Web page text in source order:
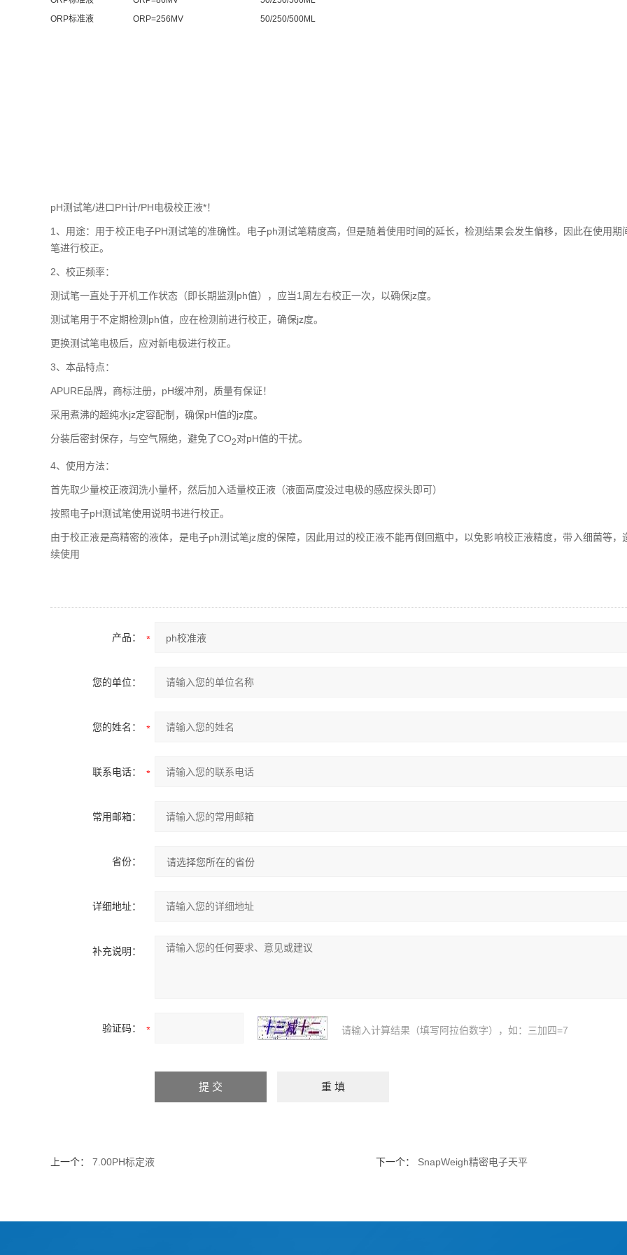
ORP标准液
ORP=256MV 50/250/500ML
pH测试笔/进口PH计/PH电极校正液*！
1、用途：用于校正电子PH测试笔的准确性。电子ph测试笔精度高，但是随着使用时间的延长，检测结果会发生偏移，因此在使用期
笔进行校正。
2、校正频率：
测试笔一直处于开机工作状态（即长期监测ph值），应当1周左右校正一次，以确保jz度。
测试笔用于不定期检测ph值，应在检测前进行校正，确保jz度。
更换测试笔电极后，应对新电极进行校正。
3、本品特点：
APURE品牌，商标注册，pH缓冲剂，质量有保证！
采用煮沸的超纯水jz定容配制，确保pH值的jz度。
分装后密封保存，与空气隔绝，避免了CO2对pH值的干扰。
4、使用方法：
首先取少量校正液润洗小量杯，然后加入适量校正液（液面高度没过电极的感应探头即可）
按照电子pH测试笔使用说明书进行校正。
由于校正液是高精密的液体，是电子ph测试笔jz度的保障，因此用过的校正液不能再倒回瓶中，以免影响校正液精度，带入细菌等，
续使用
产品：
您的单位：
您的姓名：
联系电话：
常用邮箱：
省份：
详细地址：
补充说明：
验证码： 请输入计算结果（填写阿拉伯数字），如：三加四=7
上一个： 7.00PH标定液 下一个： SnapWeigh精密电子天平